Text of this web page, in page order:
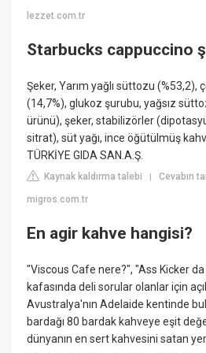
lezzet.com.tr
Starbucks cappuccino
Şeker, Yarım yağlı süttozu (%53,2),
(14,7%), glukoz şurubu, yağsız
ürünü), şeker, stabilizörler
sitrat), süt yağı, ince öğütülmüş
TÜRKİYE GIDA SAN.A.Ş.
Kaynak kaldırma talebi |Cevabın
migros.com.tr
En agir kahve hangisi?
"Viscous Cafe nere?", "Ass Kicker
kafasında deli sorular olanlar için
Avustralya'nın Adelaide kentinde
bardağı 80 bardak kahveye eşit
dünyanın en sert kahvesini satan yer.